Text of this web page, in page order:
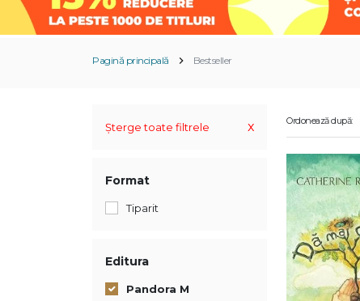
Pagină principală Bestseller
Șterge toate filtrele x
Format
Tiparit
Editura
Pandora M
Ordonează după: